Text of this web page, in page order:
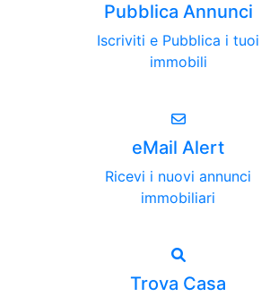
Pubblica Annunci
Iscriviti e Pubblica i tuoi
immobili
eMail Alert
Ricevi i nuovi annunci
immobiliari
Trova Casa